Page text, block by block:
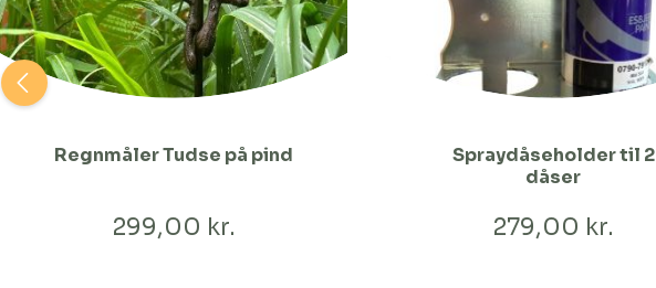
Regnmåler Tudse på pind
299,00 kr.
Spraydåseholder til 2
dåser
279,00 kr.